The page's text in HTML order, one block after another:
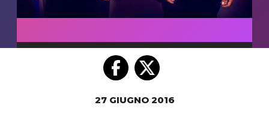
27 GIUGNO 2016